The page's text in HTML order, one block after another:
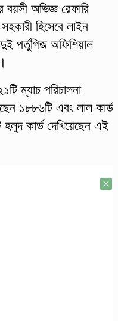
অভিজ্ঞ রেফারি
হিসেবে লাইন
পর্তুগিজ অফিশিয়াল
ম্যাচ পরিচালনা
১৮৮৬টি এবং লাল কার্ড
কার্ড দেখিয়েছেন এই